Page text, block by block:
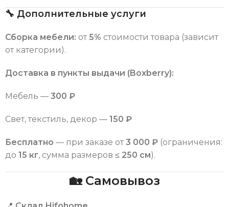
🔧 Дополнительные услуги
Сборка мебели: от 5% стоимости товара (зависит
от категории).
Доставка в пункты выдачи (Boxberry):
Мебель — 300 ₽
Свет, текстиль, декор — 150 ₽
Бесплатно — при заказе от 3 000 ₽ (ограничения:
до 15 кг, сумма размеров ≤ 250 см).
🏡 Самовывоз